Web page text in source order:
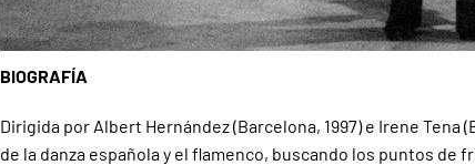
BIOGRAFÍA
Dirigida por Albert Hernández (Barcelona, 1997) e Irene Tena
de la danza española y el flamenco, buscando los puntos de